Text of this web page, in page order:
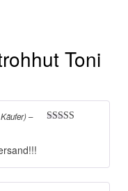
Toni
–